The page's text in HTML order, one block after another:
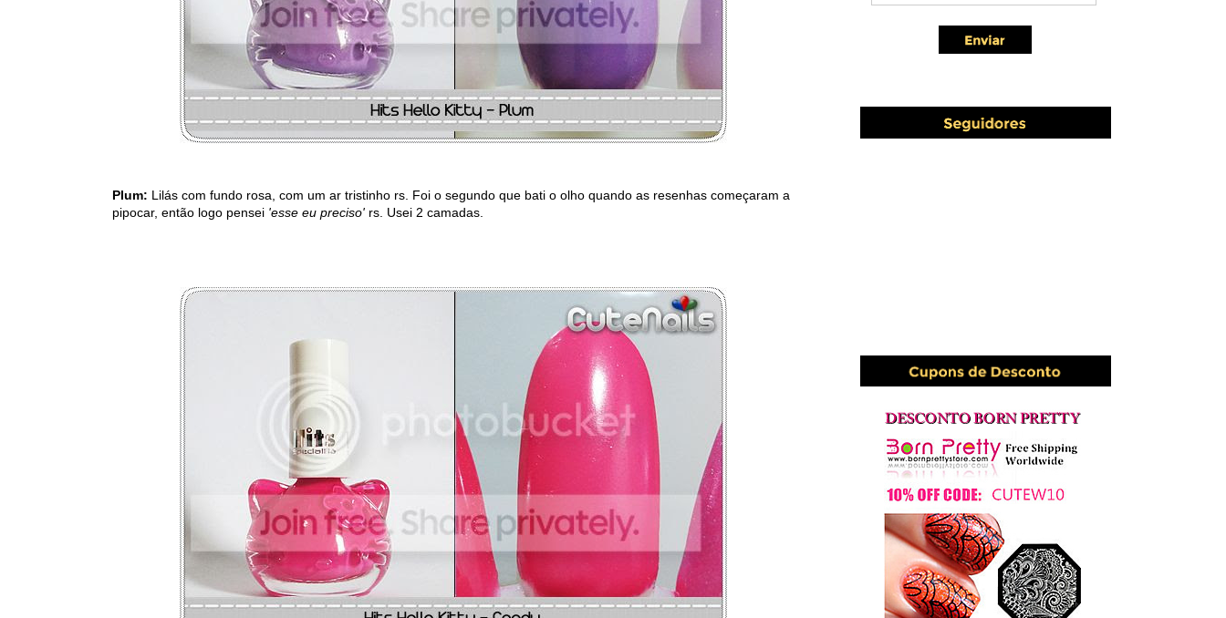
Plum: Lilás com fundo rosa, com um ar tristinho rs. Foi o segundo que bati o olho quando as resenhas começaram a
pipocar, então logo pensei 'esse eu preciso' rs. Usei 2 camadas.